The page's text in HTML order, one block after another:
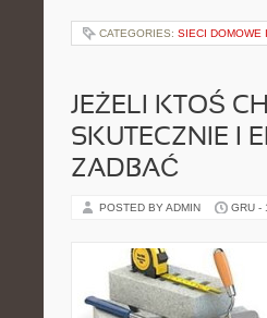
CATEGORIES: SIECI DOMOWE
JEŻELI KTOŚ
SKUTECZNIE I
ZADBAĆ
POSTED BY ADMIN GRU -